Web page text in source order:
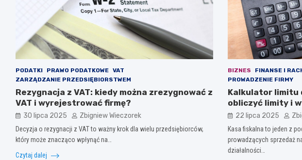
PODATKI PRAWO PODATKOWE VAT
ZARZĄDZANIE PRZEDSIĘBIORSTWEM
Rezygnacja z VAT: kiedy można zrezygnować z
VAT i wyrejestrować firmę?
30 lipca 2025 Zbigniew Wieczorek
Decyzja o rezygnacji z VAT to ważny krok dla wielu przedsiębiorców,
który może znacząco wpłynąć na…
Czytaj dalej
BIZNES FINANSE I
PROWADZENIE FIRMY
Kalkulator limitu
obliczyć limity i
22 lipca 2025
Kasa fiskalna to jeden z
prowadzących sprzedaż
działalności…